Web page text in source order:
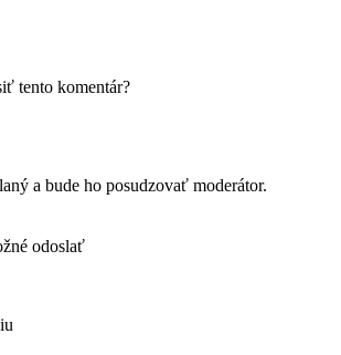
tento komentár?
a bude ho posudzovať moderátor.
odoslať